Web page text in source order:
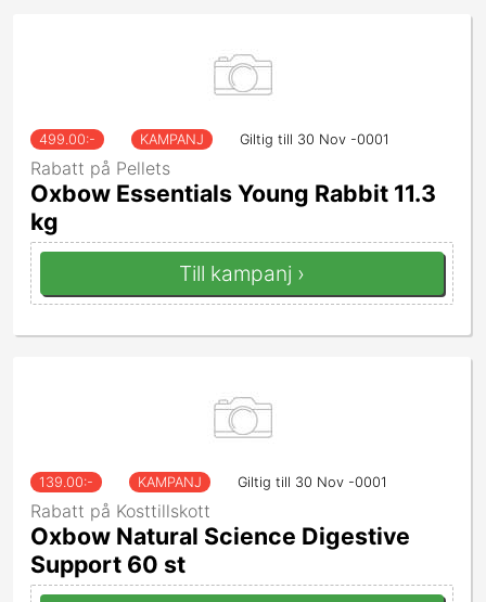
499.00:- KAMPANJ Giltig till 30 Nov -0001
Rabatt på Pellets
Oxbow Essentials Young Rabbit 11.3
kg
Till kampanj ›
139.00:- KAMPANJ Giltig till 30 Nov -0001
Rabatt på Kosttillskott
Oxbow Natural Science Digestive
Support 60 st